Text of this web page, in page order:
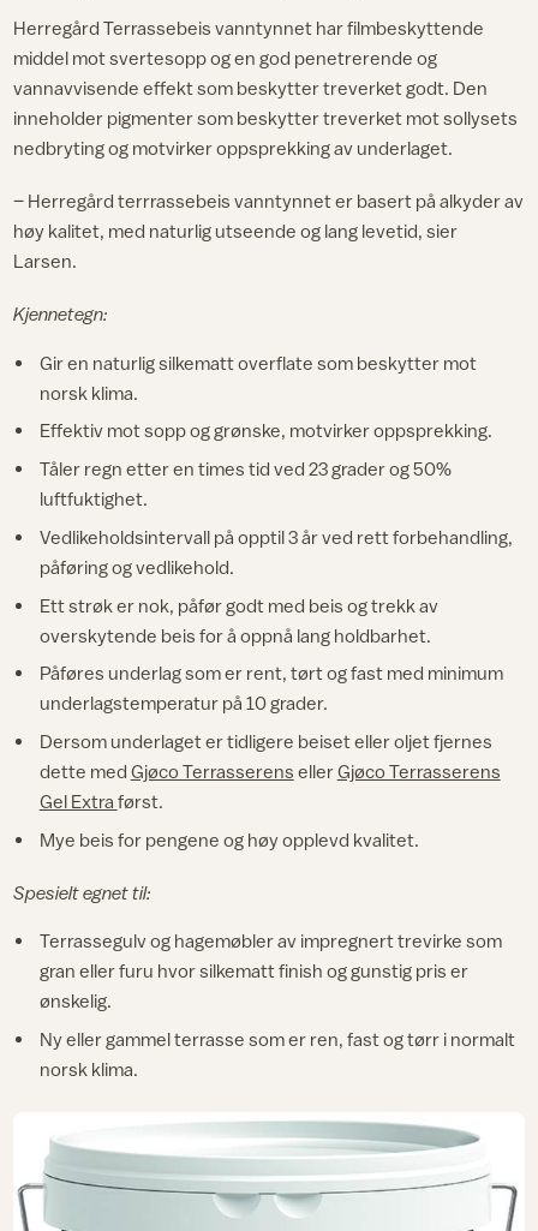
Herregård Terrassebeis vanntynnet har filmbeskyttende
middel mot svertesopp og en god penetrerende og
vannavvisende effekt som beskytter treverket godt. Den
inneholder pigmenter som beskytter treverket mot sollysets
nedbryting og motvirker oppsprekking av underlaget.
– Herregård terrrassebeis vanntynnet er basert på alkyder av
høy kalitet, med naturlig utseende og lang levetid, sier
Larsen.
Kjennetegn:
Gir en naturlig silkematt overflate som beskytter mot
norsk klima.
Effektiv mot sopp og grønske, motvirker oppsprekking.
Tåler regn etter en times tid ved 23 grader og 50%
luftfuktighet.
Vedlikeholdsintervall på opptil 3 år ved rett forbehandling,
påføring og vedlikehold.
Ett strøk er nok, påfør godt med beis og trekk av
overskytende beis for å oppnå lang holdbarhet.
Påføres underlag som er rent, tørt og fast med minimum
underlagstemperatur på 10 grader.
Dersom underlaget er tidligere beiset eller oljet fjernes
dette med Gjøco Terrasserens ellerGjøco Terrasserens
Gel Extra først.
Mye beis for pengene og høy opplevd kvalitet.
Spesielt egnet til:
Terrassegulv og hagemøbler av impregnert trevirke som
gran eller furu hvor silkematt finish og gunstig pris er
ønskelig.
Ny eller gammel terrasse som er ren, fast og tørr i normalt
norsk klima.